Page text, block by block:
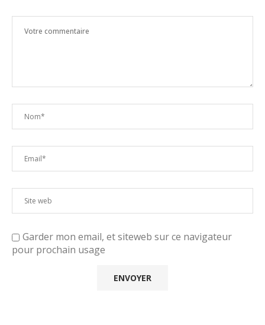
Garder mon email, et siteweb sur ce navigateur
pour prochain usage